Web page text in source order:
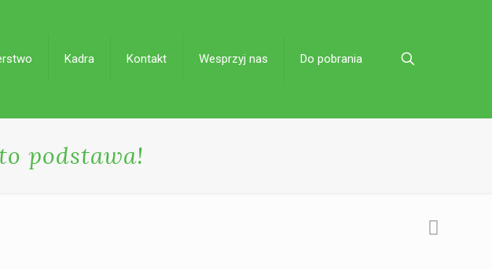
Kadra Kontakt Wesprzyj nas Do pobrania
podstawa!